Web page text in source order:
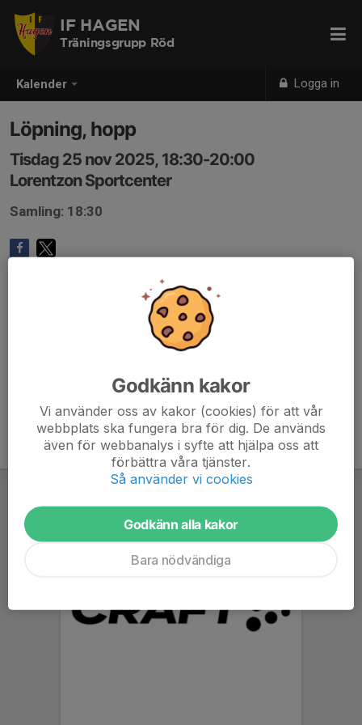
Kalender Logga in
IF HAGEN
Träningsgrupp Röd
Löpning, hopp
Tisdag 25 nov 2025, 18:30-20:00
Lorentzon Sportcenter
Samling: 18:30
Godkänn kakor
Vi använder oss av kakor (cookies) för att vår
webbplats ska fungera bra för dig. De används
även för webbanalys i syfte att hjälpa oss att
förbättra våra tjänster.
Så använder vi cookies
Godkänn alla kakor
Bara nödvändiga